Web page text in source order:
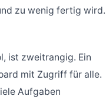
zu wenig fertig wird.
ist zweitrangig. Ein
mit Zugriff für alle.
Aufgaben